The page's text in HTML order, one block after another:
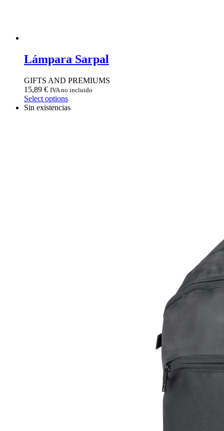
Lámpara Sarpal
GIFTS AND PREMIUMS
15,89 € IVA no incluido
Select options
Sin existencias